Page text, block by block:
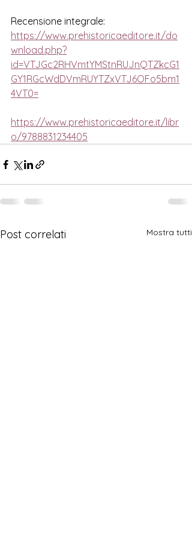
Recensione integrale:
https://www.prehistoricaeditore.it/do
wnload.php?
id=VTJGc2RHVmtYMStnRUJnQTZkcG1
GY1RGcWdDVmRUYTZxVTJ6OFo5bm1
4VT0=
https://www.prehistoricaeditore.it/libr
o/9788831234405
Post correlati Mostra tutti